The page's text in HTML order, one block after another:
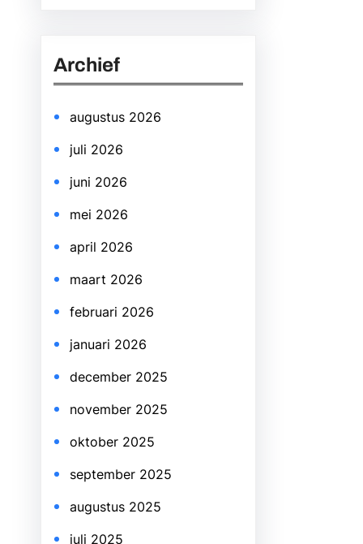
c
Archief
augustus 2026
juli 2026
juni 2026
mei 2026
april 2026
maart 2026
februari 2026
januari 2026
december 2025
november 2025
oktober 2025
september 2025
augustus 2025
juli 2025